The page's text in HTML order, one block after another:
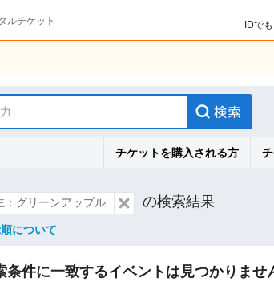
ルチケット
IDで
チケットを購入される方
：グリーンアップル の検索結果
について
条件に一致するイベントは見つかりませ